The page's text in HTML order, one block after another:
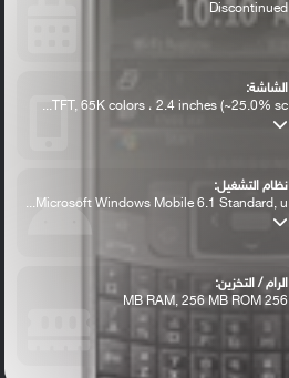
Discontinued
الشاشة:
TFT, 65K colors ، 2.4 inches (~25.0% sc...
نظام التشغيل:
Microsoft Windows Mobile 6.1 Standard, u...
الرام / التخزين:
256 MB RAM, 256 MB ROM